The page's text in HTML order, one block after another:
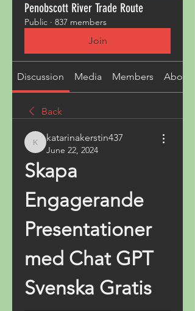
Penobscott River Trade Route
Public · 837 members
Join
Discussion Media Members About
Back
katarinakerstin437
katarinakerstin437
June 22, 2024
Skapa
Engagerande
Presentationer
med Chat GPT
Svenska Gratis